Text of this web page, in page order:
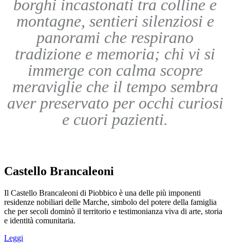
borghi incastonati tra colline e
montagne, sentieri silenziosi e
panorami che respirano
tradizione e memoria; chi vi si
immerge con calma scopre
meraviglie che il tempo sembra
aver preservato per occhi curiosi
e cuori pazienti.
Castello Brancaleoni
Il Castello Brancaleoni di Piobbico è una delle più imponenti
residenze nobiliari delle Marche, simbolo del potere della famiglia
che per secoli dominò il territorio e testimonianza viva di arte, storia
e identità comunitaria.
Leggi